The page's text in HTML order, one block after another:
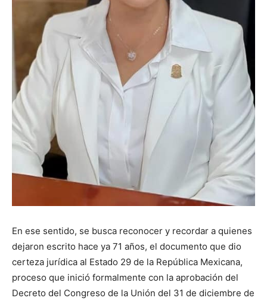
En ese sentido, se busca reconocer y recordar a quienes
dejaron escrito hace ya 71 años, el documento que dio
certeza jurídica al Estado 29 de la República Mexicana,
proceso que inició formalmente con la aprobación del
Decreto del Congreso de la Unión del 31 de diciembre de